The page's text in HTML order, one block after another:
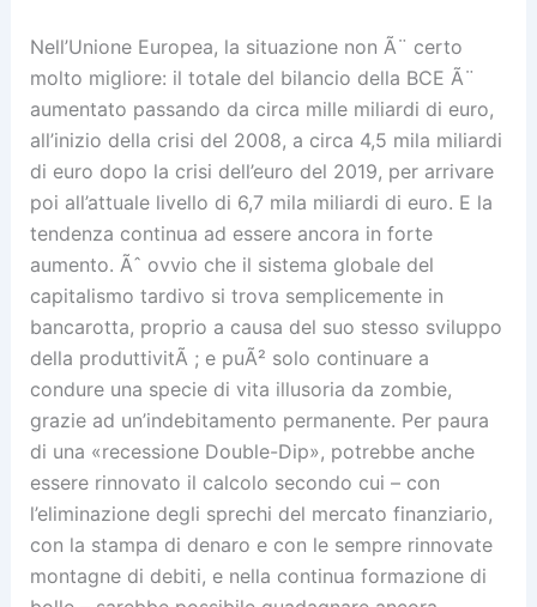
Nell’Unione Europea, la situazione non Ã¨ certo
molto migliore: il totale del bilancio della BCE Ã¨
aumentato passando da circa mille miliardi di euro,
all’inizio della crisi del 2008, a circa 4,5 mila miliardi
di euro dopo la crisi dell’euro del 2019, per arrivare
poi all’attuale livello di 6,7 mila miliardi di euro. E la
tendenza continua ad essere ancora in forte
aumento. Ãˆ ovvio che il sistema globale del
capitalismo tardivo si trova semplicemente in
bancarotta, proprio a causa del suo stesso sviluppo
della produttivitÃ ; e puÃ² solo continuare a
condure una specie di vita illusoria da zombie,
grazie ad un’indebitamento permanente. Per paura
di una «recessione Double-Dip», potrebbe anche
essere rinnovato il calcolo secondo cui – con
l’eliminazione degli sprechi del mercato finanziario,
con la stampa di denaro e con le sempre rinnovate
montagne di debiti, e nella continua formazione di